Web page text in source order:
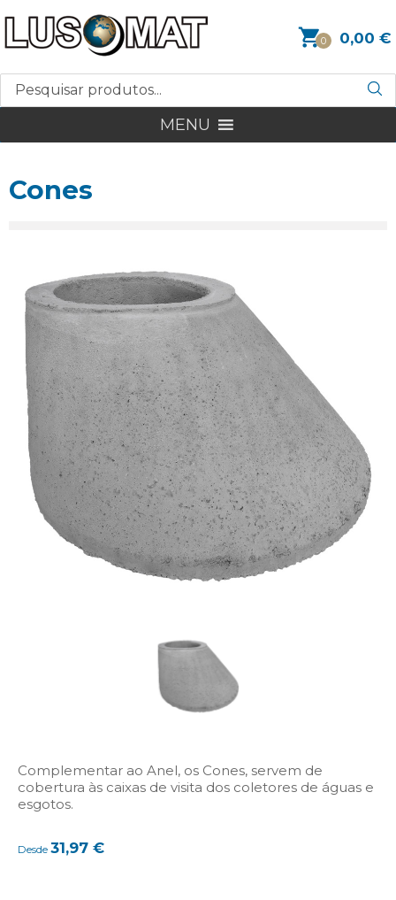
0 0,00 €
MENU
Cones
Complementar ao Anel, os Cones, servem de
cobertura às caixas de visita dos coletores de águas e
esgotos.
Desde 31,97 €